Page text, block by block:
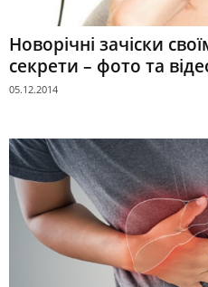
Новорічні зачіски
секрети – фото та
05.12.2014